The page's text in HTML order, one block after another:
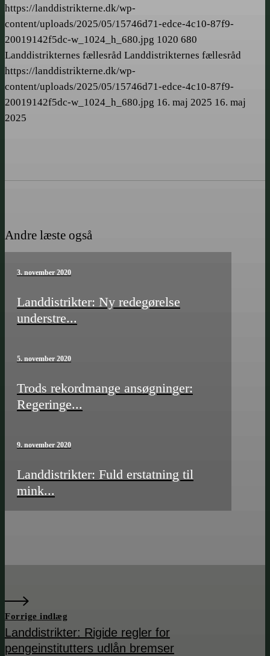
https://landdistrikterne.dk/wp-
content/uploads/2025/05/15746d71-edce-4c10-87f9-
20019142f5dc-w_1024_h_680.jpg 1020 680
Landdistrikternes fællesråd Landdistrikternes fællesråd
https://landdistrikterne.dk/wp-
content/uploads/2025/05/15746d71-edce-4c10-87f9-
20019142f5dc-w_1024_h_680.jpg 16. maj 2025 16. maj
2025
Andre læste også
3. november 2020
Landdistrikter: Ny redegørelse
understre...
5. november 2020
Trods rekordmange ansøgninger:
Regeringe...
9. november 2020
Landdistrikter: Fuld erstatning til
mink...
Forrige indlæg
Landdistrikter: Rigide regler for
pengeinstitutters udlån bremser